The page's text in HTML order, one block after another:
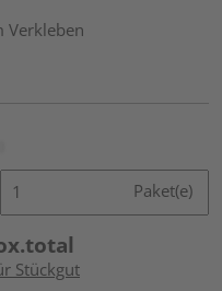
Verkleben
Paket(e)
Stückgut